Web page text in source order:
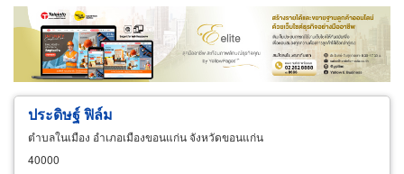
ขายส่ง ขายปลีก ผู้ผลิต
ตัวแทนจัดจำหน่าย
ผู้ส่งออก/นำเข้า
ธุรกิจบริการ
ประดิษฐ์ ฟิล์ม
ตำบลในเมือง อำเภอเมืองขอนแก่น จังหวัดขอนแก่น
40000